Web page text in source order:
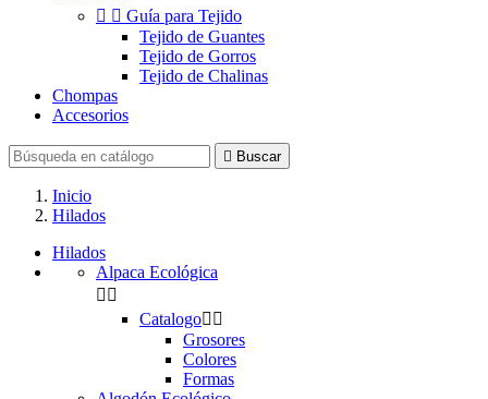
  Guía para Tejido
Tejido de Guantes
Tejido de Gorros
Tejido de Chalinas
Chompas
Accesorios
 Buscar
Inicio
Hilados
Hilados
Alpaca Ecológica
 
Catalogo 
Grosores
Colores
Formas